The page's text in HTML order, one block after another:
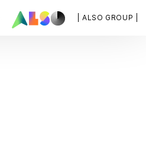
| ALSO GROUP |